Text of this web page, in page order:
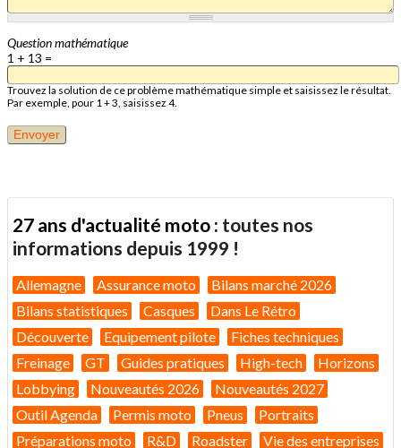
Question mathématique
1 + 13 =
Trouvez la solution de ce problème mathématique simple et saisissez le résultat.
Par exemple, pour 1 + 3, saisissez 4.
27 ans d'actualité moto : toutes nos
informations depuis 1999 !
Allemagne Assurance moto
Bilans marché 2026
Bilans statistiques
Casques
Dans Le Rétro
Découverte
Equipement pilote
Fiches techniques
Freinage
GT Guides pratiques High-tech
Horizons
Lobbying
Nouveautés 2026
Nouveautés 2027
Outil Agenda
Permis moto Pneus
Portraits
Préparations moto
R&D Roadster Vie des entreprises